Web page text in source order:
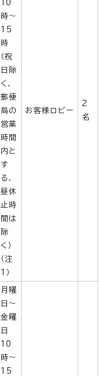
10
時～
15
時
（祝
日除
く、
郵便
局の
営業
時間
内と
す
る、
昼休
止時
間は
除
く）
（注
1）
お客様ロビー
2
名
月曜
日～
金曜
日
10
時～
15